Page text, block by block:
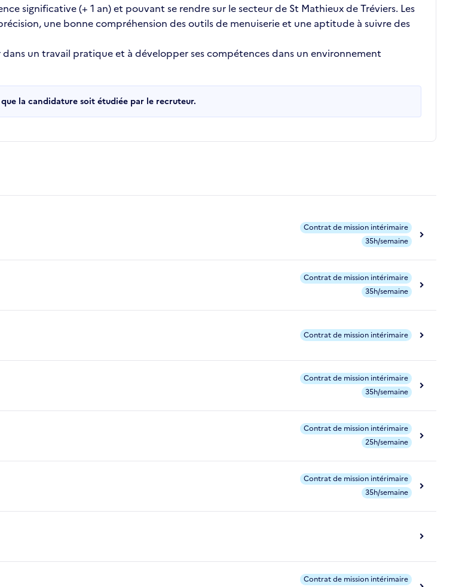
significative (+ 1 an) et pouvant se rendre sur le secteur de St Mathieux de Tréviers. Les
une bonne compréhension des outils de menuiserie et une aptitude à suivre des
un travail pratique et à développer ses compétences dans un environnement
la candidature soit étudiée par le recruteur.
Contrat de mission intérimaire
35h/semaine
Contrat de mission intérimaire
35h/semaine
Contrat de mission intérimaire
Contrat de mission intérimaire
35h/semaine
Contrat de mission intérimaire
25h/semaine
Contrat de mission intérimaire
35h/semaine
Contrat de mission intérimaire